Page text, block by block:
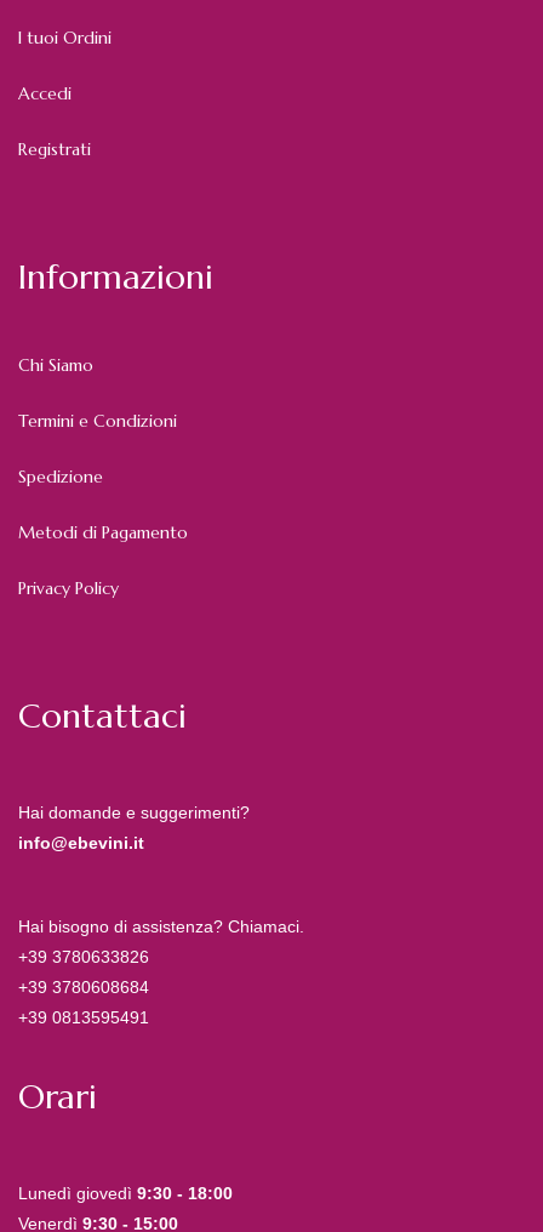
I tuoi Ordini
Accedi
Registrati
Informazioni
Chi Siamo
Termini e Condizioni
Spedizione
Metodi di Pagamento
Privacy Policy
Contattaci
Hai domande e suggerimenti?
info@ebevini.it
Hai bisogno di assistenza? Chiamaci.
+39 3780633826
+39 3780608684
+39 0813595491
Orari
Lunedì giovedì 9:30 - 18:00
Venerdì 9:30 - 15:00